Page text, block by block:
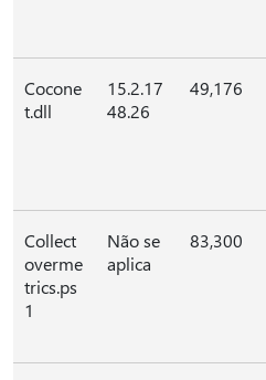
Cocone
t.dll
15.2.17
48.26
49,176
Collect
overme
trics.ps
1
Não se
aplica
83,300